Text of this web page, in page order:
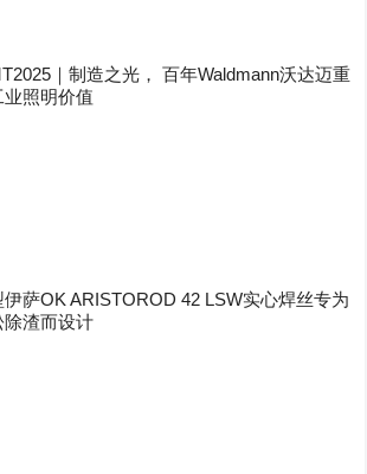
｜制造之光， 百年Waldmann沃达迈重
业照明价值
伊萨OK ARISTOROD 42 LSW实心焊丝专为
除渣而设计